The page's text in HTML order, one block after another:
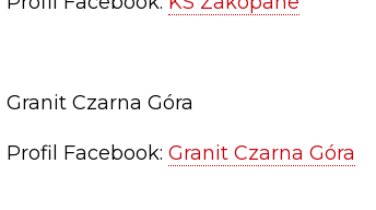
Granit Czarna Góra
Profil Facebook: Granit Czarna Góra